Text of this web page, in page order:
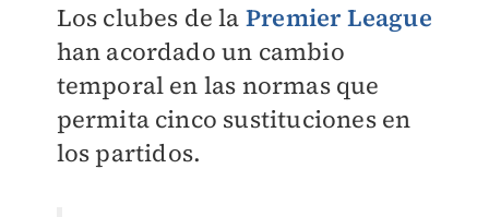
Los clubes de la Premier League
han acordado un cambio
temporal en las normas que
permita cinco sustituciones en
los partidos.